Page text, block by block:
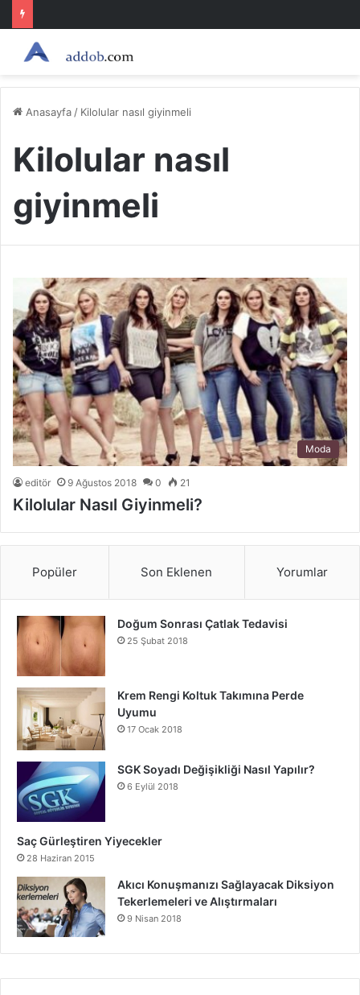
Anasayfa / Kilolular nasıl giyinmeli
Kilolular nasıl
giyinmeli
Moda
editör 9 Ağustos 2018 0 21
Kilolular Nasıl Giyinmeli?
Popüler Son Eklenen Yorumlar
Doğum Sonrası Çatlak Tedavisi
25 Şubat 2018
Krem Rengi Koltuk Takımına Perde
Uyumu
17 Ocak 2018
SGK Soyadı Değişikliği Nasıl Yapılır?
6 Eylül 2018
Saç Gürleştiren Yiyecekler
28 Haziran 2015
Akıcı Konuşmanızı Sağlayacak Diksiyon
Tekerlemeleri ve Alıştırmaları
9 Nisan 2018